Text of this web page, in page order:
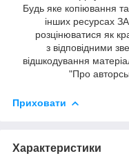
Будь яке копіювання
інших ресурсах
розцінюватися як
з відповідними
відшкодування
"Про
Приховати
Характеристики